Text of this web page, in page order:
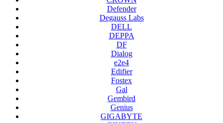
Defender
Degauss Labs
DELL
DEPPA
DF
Dialog
e2e4
Edifier
Fostex
Gal
Gembird
Genius
GIGABYTE